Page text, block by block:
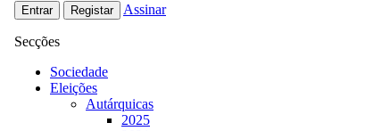
Entrar Registar Assinar
Secções
Sociedade
Eleições
Autárquicas
2025